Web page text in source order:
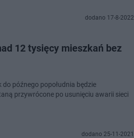
dodano 17-8-2022
12 tysięcy mieszkań bez
późnego popołudnia będzie
przywrócone po usunięciu awarii sieci
dodano 25-11-2021